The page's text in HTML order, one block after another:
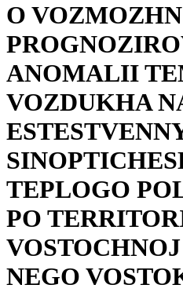
O
ANOMALII
VOZDUKHA
TEPLOGO
PO
NEGO